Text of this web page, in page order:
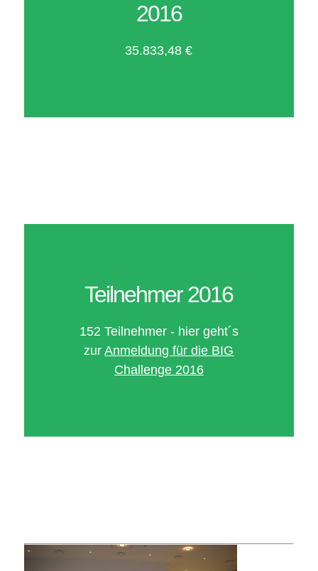
2016
35.833,48 €
Teilnehmer 2016
152 Teilnehmer - hier geht´s
zurAnmeldung für die BIG
Challenge 2016